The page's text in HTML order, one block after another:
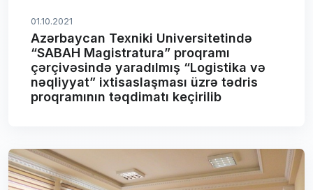
01.10.2021
Azərbaycan Texniki Universitetində
“SABAH Magistratura” proqramı
çərçivəsində yaradılmış “Logistika və
nəqliyyat” ixtisaslaşması üzrə tədris
proqramının təqdimatı keçirilib